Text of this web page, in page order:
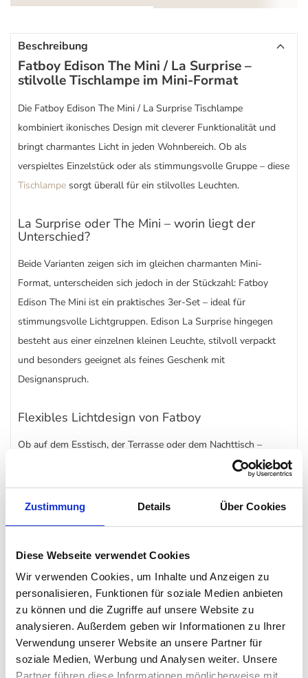
Zustimmung Details Über Cookies
Diese Webseite verwendet Cookies
Wir verwenden Cookies, um Inhalte und Anzeigen zu
personalisieren, Funktionen für soziale Medien anbieten
zu können und die Zugriffe auf unsere Website zu
analysieren. Außerdem geben wir Informationen zu Ihrer
Verwendung unserer Website an unsere Partner für
soziale Medien, Werbung und Analysen weiter. Unsere
Partner führen diese Informationen möglicherweise mit
Beschreibung
Fatboy Edison The Mini / La Surprise –
stilvolle Tischlampe im Mini-Format
Die Fatboy Edison The Mini / La Surprise Tischlampe
kombiniert ikonisches Design mit cleverer Funktionalität und
bringt charmantes Licht in jeden Wohnbereich. Ob als
verspieltes Einzelstück oder als stimmungsvolle Gruppe – diese
Tischlampe sorgt überall für ein stilvolles Leuchten.
La Surprise oder The Mini – worin liegt der
Unterschied?
Beide Varianten zeigen sich im gleichen charmanten Mini-
Format, unterscheiden sich jedoch in der Stückzahl: Fatboy
Edison The Mini ist ein praktisches 3er-Set – ideal für
stimmungsvolle Lichtgruppen. Edison La Surprise hingegen
besteht aus einer einzelnen kleinen Leuchte, stilvoll verpackt
und besonders geeignet als feines Geschenk mit
Designanspruch.
Flexibles Lichtdesign von Fatboy
Ob auf dem Esstisch, der Terrasse oder dem Nachttisch –
passt sich Ihrer
Tischlampe immer dort einsatzbereit, wo Sie eine Lichtquelle
Pflegeleicht und wetterfest
Die Oberfläche aus robustem Kunststoff ist leicht zu reinigen
und spritzwassergeschützt. Damit eignet sich Edison The Mini /
La Surprise auch ideal für den Einsatz im Garten oder auf dem
Balkon. Das klare, minimalistische Design unterstreicht dabei
den hohen Anspruch an Qualität und Stil.